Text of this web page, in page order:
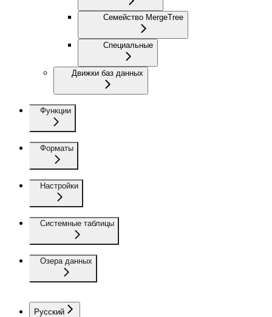
Семейство MergeTree
Специальные
Движки баз данных
Функции
Форматы
Настройки
Системные таблицы
Озера данных
Русский